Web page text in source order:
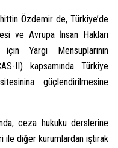
Özdemir de, Türkiye’de
ve Avrupa İnsan Hakları
Yargı Mensuplarının
II) kapsamında Türkiye
güçlendirilmesine
ceza hukuku derslerine
ile diğer kurumlardan iştirak